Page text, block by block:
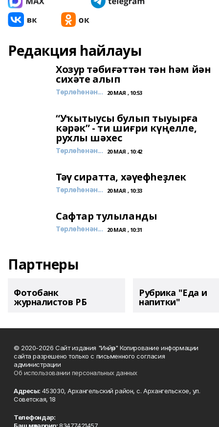
Редакция һайлауы
Хозур тәбиғәттән тән һәм йән
сихәте алып
Төрлөһөнән... 20 МАЯ , 10:53
“Уҡытыусы булып тыуырға
кәрәк” - ти шиғри күңелле,
рухлы шәхес
Төрлөһөнән... 20 МАЯ , 10:42
Тәү сиратта, хәүефһеҙлек
Төрлөһөнән... 20 МАЯ , 10:33
Сафтар тулыланды
Төрлөһөнән... 20 МАЯ , 10:31
Партнеры
Фотобанк
журналистов РБ
Рубрика "Еда и
напитки"
© 2020-2026 Сайт издания "Инйәр" Копирование информации
сайта разрешено только с письменного согласия
администрации
Об использовании персональных данных
Адресы: 453030, Архангельский район, с. Архангельское, ул.
Советская, 18
Телефондар: